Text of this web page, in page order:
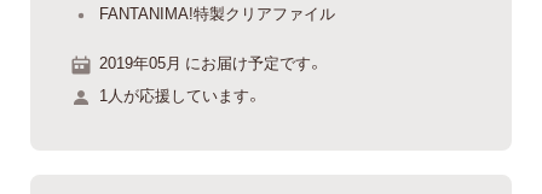
FANTANIMA!特製クリアファイル
2019年05月 にお届け予定です。
1人が応援しています。